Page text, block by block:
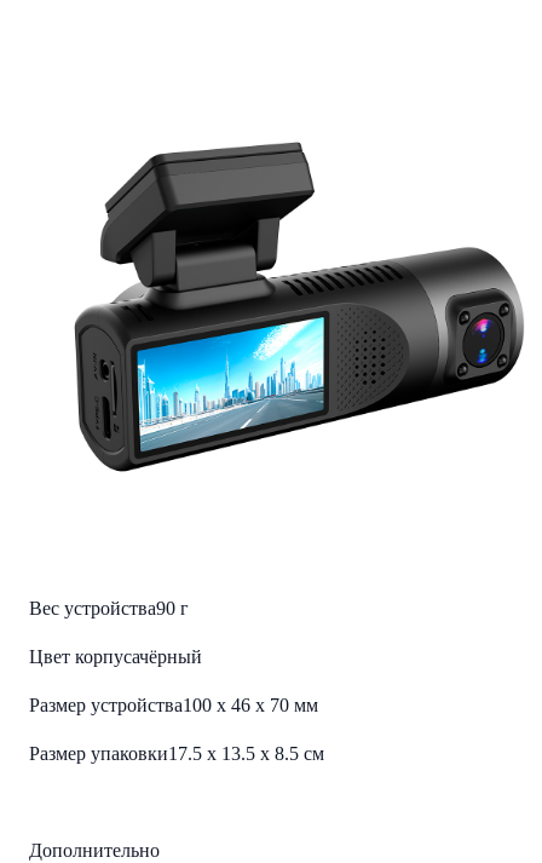
Отображение информациидисплей
Регулировка громкости
Присвоение видеозаписям координат и скорости движения
Отображение текущей скорости движения и ограничений
скорости на данном участке-
Голосовое оповещение-
Вес устройства90 г
Цвет корпусачёрный
Размер устройства100 х 46 х 70 мм
Размер упаковки17.5 х 13.5 х 8.5 см
Дополнительно